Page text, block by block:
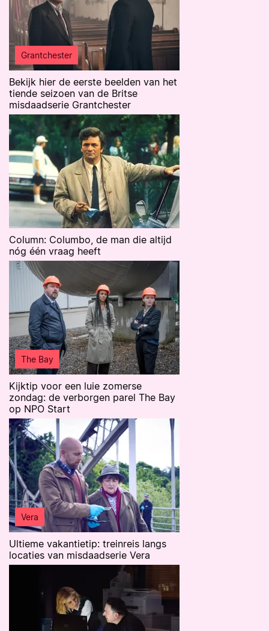
Grantchester
Bekijk hier de eerste beelden van het
tiende seizoen van de Britse
misdaadserie Grantchester
Column: Columbo, de man die altijd
nóg één vraag heeft
The Bay
Kijktip voor een luie zomerse
zondag: de verborgen parel The Bay
op NPO Start
Vera
Ultieme vakantietip: treinreis langs
locaties van misdaadserie Vera